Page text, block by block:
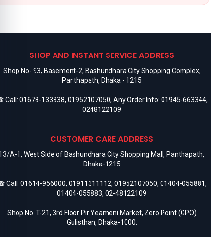
SHOP AND INSTANT SERVICE ADDRESS
Shop No- 93, Basement-2, Bashundhara City Shopping Complex,
Panthapath, Dhaka - 1215
Call: 01678-133338, 01952107050, Any Order Info: 01945-663344,
0248122109
CUSTOMER CARE ADDRESS
A-1, West Side of Bashundhara City Shopping Mall, Panthapath,
Dhaka-1215
Call: 01614-956000, 01911311112, 01952107050, 01404-055881,
01404-055883, 02-48122109
Shop No. T-21, 3rd Floor Pir Yeameni Market, Zero Point (GPO)
Gulisthan, Dhaka-1000.